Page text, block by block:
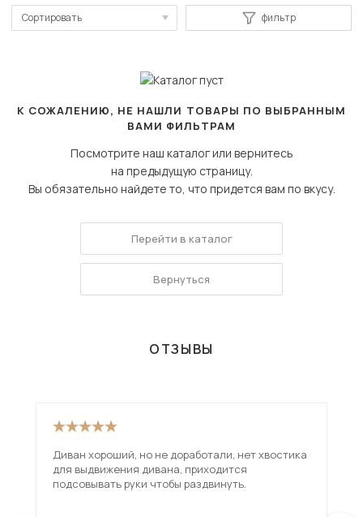
Сортировать
Сначала дешевые
фильтр
К СОЖАЛЕНИЮ, НЕ НАШЛИ ТОВАРЫ ПО ВЫБРАННЫМ
ВАМИ ФИЛЬТРАМ
Посмотрите наш каталог или вернитесь
на предыдущую страницу.
Вы обязательно найдете то, что придется вам по вкусу.
Перейти в каталог
Вернуться
ОТЗЫВЫ
Диван хороший, но не доработали, нет хвостика
для выдвижения дивана, приходится
подсовывать руки чтобы раздвинуть.